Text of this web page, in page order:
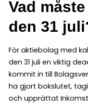
Vad
den 31
För aktiebolag med
den 31 juli en viktig
kommit in till
ha gjort bokslutet,
och upprättat